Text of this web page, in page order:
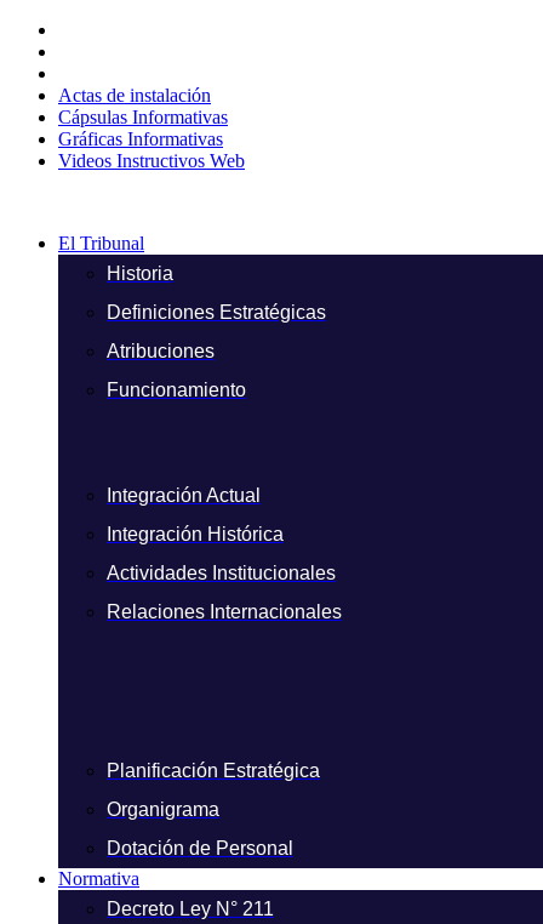
contenido
Actas de instalación
Cápsulas Informativas
Gráficas Informativas
Videos Instructivos Web
El Tribunal
Historia
Definiciones Estratégicas
Atribuciones
Funcionamiento
Integración Actual
Integración Histórica
Actividades Institucionales
Relaciones Internacionales
Planificación Estratégica
Organigrama
Dotación de Personal
Normativa
Decreto Ley N° 211